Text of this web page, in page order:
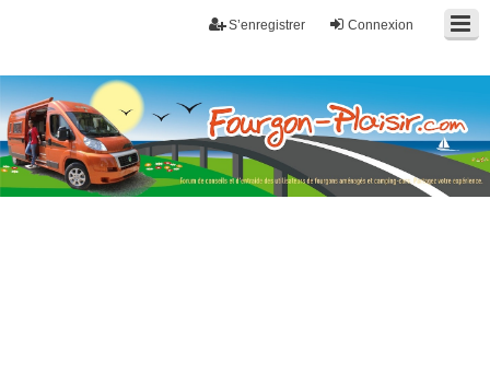
Connexion
S’enregistrer
Fourgon-plaisir.com
Forum de conseils et d'entraide des utilisateurs de fourgons, fourgons
aménagés, vans et de camping-car. Partagez votre expérience.